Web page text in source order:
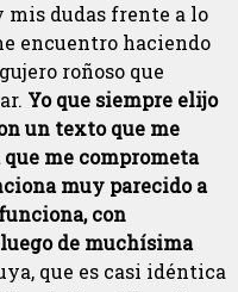
mis dudas frente a lo
encuentro haciendo
roñoso que
Yo que siempre elijo
un texto que me
me comprometa
muy parecido a
con
de muchísima
que es casi idéntica